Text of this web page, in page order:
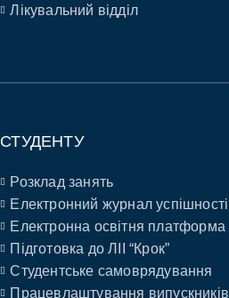
Лікувальний відділ
СТУДЕНТУ
Розклад занять
Електронний журнал успішності
Електронна освітня платформа
Підготовка до ЛІІ “Крок”
Студентське самоврядування
Працевлаштування випускників